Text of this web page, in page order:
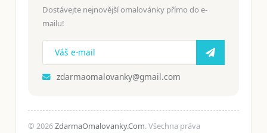
Dostávejte nejnovější omalovánky přímo do e-
mailu!
zdarmaomalovanky@gmail.com
© 2026ZdarmaOmalovanky.Com. Všechna práva